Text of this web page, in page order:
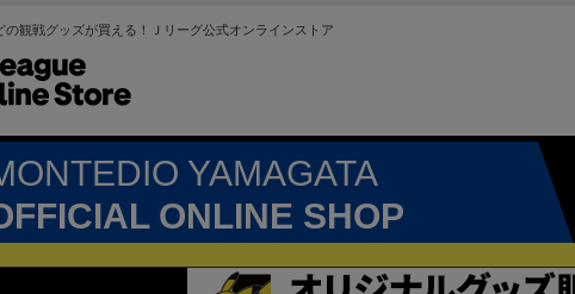
の観戦グッズが買える！Ｊリーグ公式オンラインストア
YAMAGATA
ONLINE SHOP